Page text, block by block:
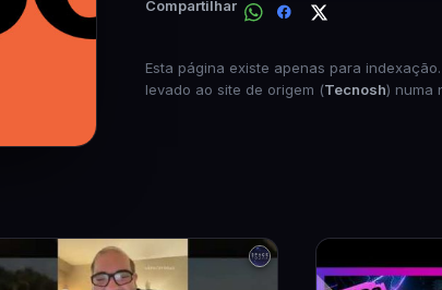
Compartilhar
Esta página existe apenas para
levado ao site de origem (Tecnosh) numa